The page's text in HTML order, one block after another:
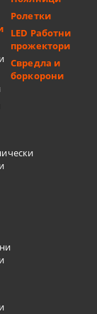
Ролетки
LED Работни
прожектори
Свредла и
боркорони